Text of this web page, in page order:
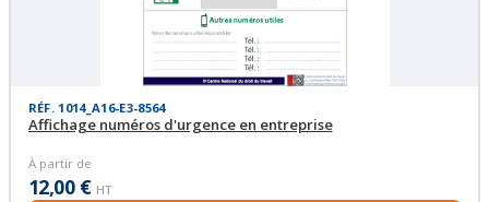
RÉF. 1014_A16-E3-8564
Affichage numéros d'urgence en entreprise
À partir de
12,00 € HT